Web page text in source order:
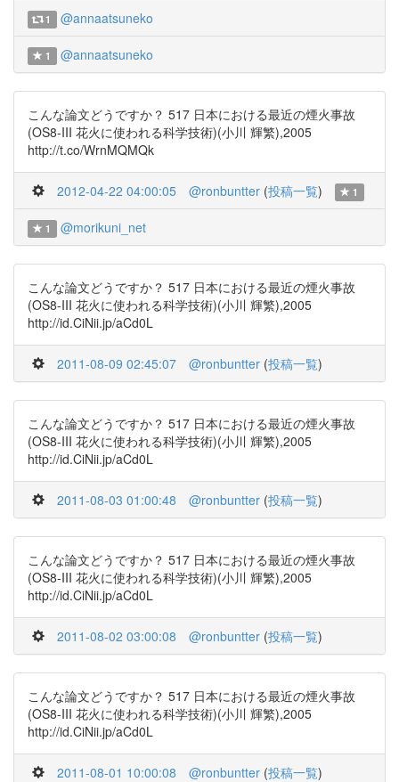
1 @annaatsuneko
1 @annaatsuneko
こんな論文どうですか？ 517 日本における最近の煙火事故
(OS8-III 花火に使われる科学技術)(小川 輝繁),2005
http://t.co/WrnMQMQk
2012-04-22 04:00:05 @ronbuntter (投稿一覧) 1
1 @morikuni_net
こんな論文どうですか？ 517 日本における最近の煙火事故
(OS8-III 花火に使われる科学技術)(小川 輝繁),2005
http://id.CiNii.jp/aCd0L
2011-08-09 02:45:07 @ronbuntter (投稿一覧)
こんな論文どうですか？ 517 日本における最近の煙火事故
(OS8-III 花火に使われる科学技術)(小川 輝繁),2005
http://id.CiNii.jp/aCd0L
2011-08-03 01:00:48 @ronbuntter (投稿一覧)
こんな論文どうですか？ 517 日本における最近の煙火事故
(OS8-III 花火に使われる科学技術)(小川 輝繁),2005
http://id.CiNii.jp/aCd0L
2011-08-02 03:00:08 @ronbuntter (投稿一覧)
こんな論文どうですか？ 517 日本における最近の煙火事故
(OS8-III 花火に使われる科学技術)(小川 輝繁),2005
http://id.CiNii.jp/aCd0L
2011-08-01 10:00:08 @ronbuntter (投稿一覧)